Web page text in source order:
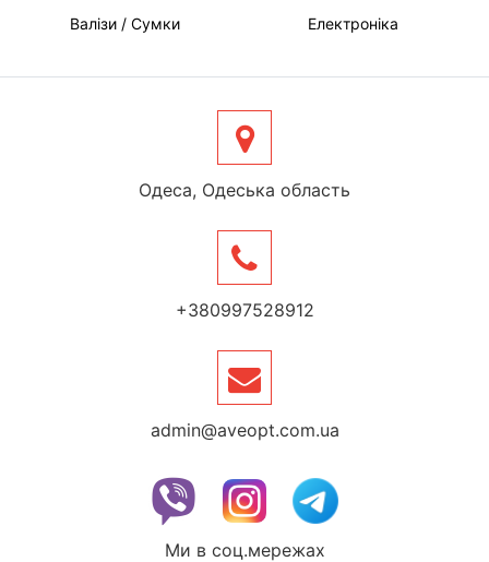
Валізи / Сумки
Електроніка
Одеса, Одеська область
+380997528912
admin@aveopt.com.ua
Ми в соц.мережах